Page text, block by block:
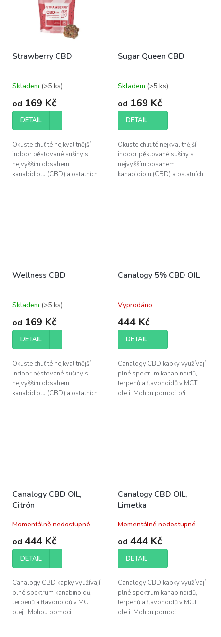
Strawberry CBD
Skladem (>5 ks)
od 169 Kč
DETAIL
Okuste chuť té nejkvalitnější
indoor pěstované sušiny s
nejvyšším obsahem
kanabidiolu (CBD) a ostatních
účinných látek, které konopí
Sugar Queen CBD
Skladem (>5 ks)
od 169 Kč
DETAIL
Okuste chuť té nejkvalitnější
indoor pěstované sušiny s
nejvyšším obsahem
kanabidiolu (CBD) a ostatních
účinných látek, které konopí
Wellness CBD
Skladem (>5 ks)
od 169 Kč
DETAIL
Okuste chuť té nejkvalitnější
indoor pěstované sušiny s
nejvyšším obsahem
kanabidiolu (CBD) a ostatních
účinných látek, které konopí
Canalogy 5% CBD OIL
Vyprodáno
444 Kč
DETAIL
Canalogy CBD kapky využívají
plné spektrum kanabinoidů,
terpenů a flavonoidů v MCT
oleji. Mohou pomoci při
regeneraci svalů a zlepšení
Canalogy CBD OIL,
Citrón
Momentálně nedostupné
od 444 Kč
DETAIL
Canalogy CBD kapky využívají
plné spektrum kanabinoidů,
terpenů a flavonoidů v MCT
oleji. Mohou pomoci
při regeneraci svalů a zlepšení
Canalogy CBD OIL,
Limetka
Momentálně nedostupné
od 444 Kč
DETAIL
Canalogy CBD kapky využívají
plné spektrum kanabinoidů,
terpenů a flavonoidů v MCT
oleji. Mohou pomoci